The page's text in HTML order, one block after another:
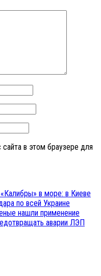
в этом браузере для
в море: в Киеве
по всей Украине
нашли применение
аварии ЛЭП